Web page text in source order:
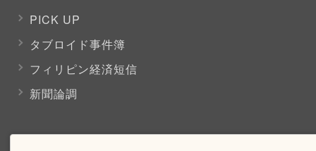
PICK UP
タブロイド事件簿
フィリピン経済短信
新聞論調
購読のご案内